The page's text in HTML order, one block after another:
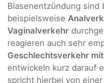
Blasenentzündung sind
beispielsweise
Vaginalverkehr
reagieren auch sehr
Geschlechtsverkehr
entwickeln kurz darauf
spricht hierbei von einer